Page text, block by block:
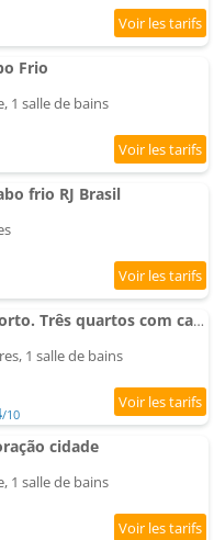
Frio
1 salle de bains
frio RJ Brasil
Tudo a pé com conforto. Três quartos com cama de casal
1 salle de bains
/10
cidade
1 salle de bains